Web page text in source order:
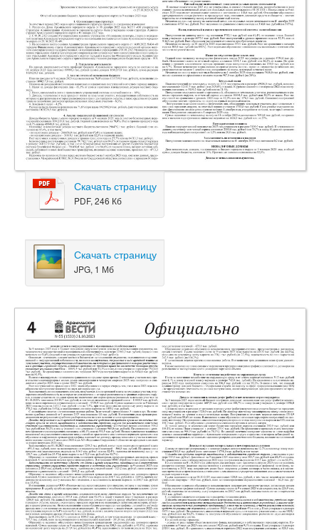
Скачать страницу
PDF, 246 Кб
Скачать страницу
JPG, 1 Мб